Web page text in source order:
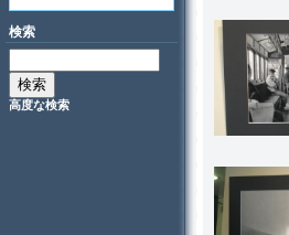
検索
高度な検索